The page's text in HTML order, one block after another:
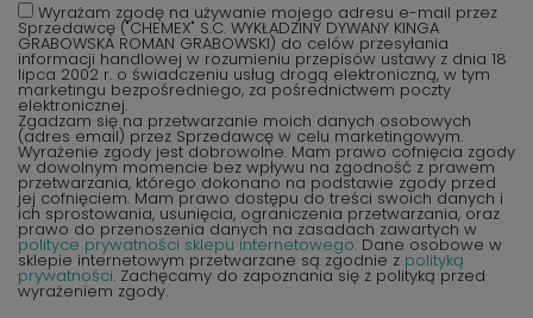
Wyrażam zgodę na używanie mojego adresu e-mail przez
Sprzedawcę ("CHEMEX" S.C. WYKŁADZINY DYWANY KINGA
GRABOWSKA ROMAN GRABOWSKI) do celów przesyłania
informacji handlowej w rozumieniu przepisów ustawy z dnia 18
lipca 2002 r. o świadczeniu usług drogą elektroniczną, w tym
marketingu bezpośredniego, za pośrednictwem poczty
elektronicznej.
Zgadzam się na przetwarzanie moich danych osobowych
(adres email) przez Sprzedawcę w celu marketingowym.
Wyrażenie zgody jest dobrowolne. Mam prawo cofnięcia zgody
w dowolnym momencie bez wpływu na zgodność z prawem
przetwarzania, którego dokonano na podstawie zgody przed
jej cofnięciem. Mam prawo dostępu do treści swoich danych i
ich sprostowania, usunięcia, ograniczenia przetwarzania, oraz
prawo do przenoszenia danych na zasadach zawartych w
polityce prywatności sklepu internetowego. Dane osobowe w
sklepie internetowym przetwarzane są zgodnie z polityką
prywatności. Zachęcamy do zapoznania się z polityką przed
wyrażeniem zgody.